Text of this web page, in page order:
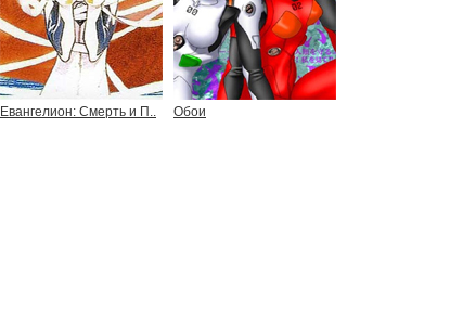
Евангелион: Смерть и П.. Обои